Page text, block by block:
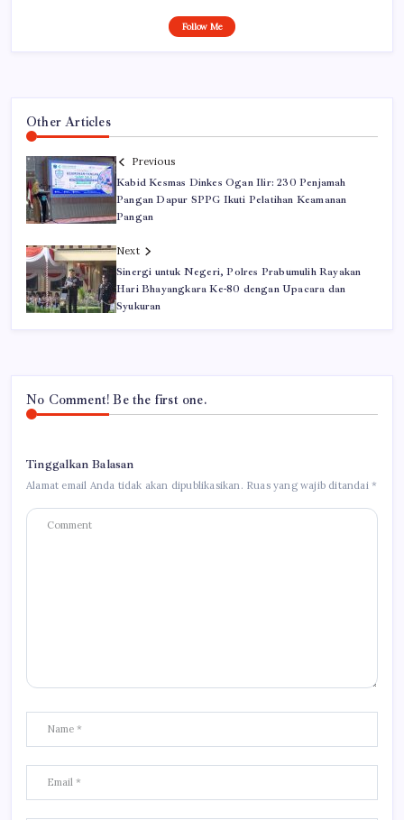
Follow Me
Other Articles
Previous
Kabid Kesmas Dinkes Ogan Ilir: 230 Penjamah
Pangan Dapur SPPG Ikuti Pelatihan Keamanan
Pangan
Next
Sinergi untuk Negeri, Polres Prabumulih Rayakan
Hari Bhayangkara Ke-80 dengan Upacara dan
Syukuran
No Comment! Be the first one.
Tinggalkan Balasan
Alamat email Anda tidak akan dipublikasikan. Ruas yang wajib ditandai*